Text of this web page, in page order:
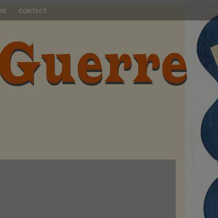
CONTACT